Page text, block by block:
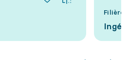
Filière